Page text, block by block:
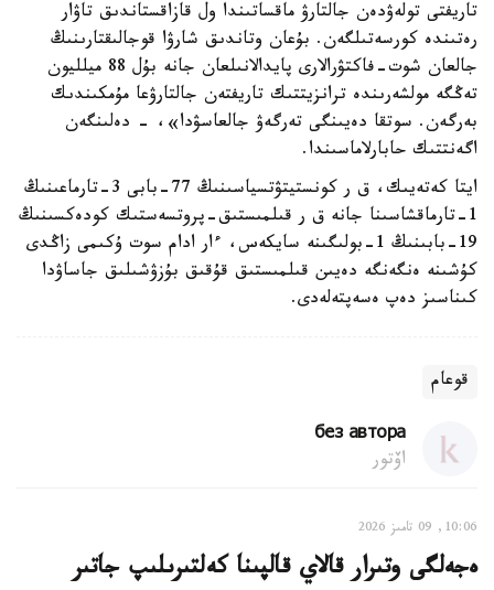
تاريفتى تولەۋدەن جالتارۋ ماقساتىندا ول قازاقستاندىق تاۋار
رەتىندە كورسەتىلگەن. بۇعان وتاندىق شارۋا قوجالىقتارىنىڭ
جالعان شوت-فاكتۋرالارى پايدالانىلعان جانە بۇل 88 ميلليون
تەڭگە مولشەرىندە ترانزيتتىك تاريفتەن جالتارۋعا مۇمكىندىك
بەرگەن. سوتقا دەيىنگى تەرگەۋ جالعاسۋدا»، - دەلىنگەن
اگەنتتىك حابارلاماسىندا.
ايتا كەتەيىك، ق ر كونستيتۋتسياسىنىڭ 77-بابى 3-تارماعىنىڭ
1-تارماقشاسىنا جانە ق ر قىلمىستىق-پروتسەستىك كودەكسىنىڭ
19-بابىنىڭ 1-بولىگىنە سايكەس، ءار ادام سوت ۇكىمى زاڭدى
كۇشىنە ەنگەنگە دەيىن قىلمىستىق قۇقىق بۇزۋشىلىق جاساۋدا
كىناسىز دەپ ەسەپتەلەدى.
قوعام
без автора
اۆتور
10:06, 09 تامىز 2026
ەجەلگى وتىرار قالاي قالپىنا كەلتىرىلىپ جاتىر